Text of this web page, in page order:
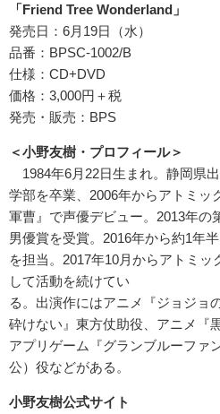
「Friend Tree Wonderland」
発売日：6月19日（水）
品番：BPSC-1002/B
仕様：CD+DVD
価格：3,000円＋税
発売・販売：BPS
＜小野友樹・プロフィール＞
1984年6月22日生まれ。静岡県
学部を卒業、2006年からアトミッ
軍曹』で声優デビュー。2013年の
男優賞を受賞。2016年から約1年
を担当。2017年10月からアトミッ
して活動を続けてい
る。出演作にはアニメ『ジョジョ
砕けない』東方仗助役、アニメ『
アプリゲーム『グランブルーファ
公）役などがある。
小野友樹公式サイト